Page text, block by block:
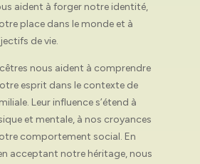
aident à forger notre identité,
place dans le monde et à
de vie.
nous aident à comprendre
esprit dans le contexte de
Leur influence s’étend à
et mentale, à nos croyances
comportement social. En
acceptant notre héritage, nous